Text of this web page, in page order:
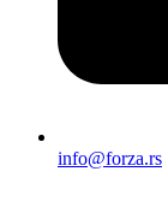
info@forza.rs